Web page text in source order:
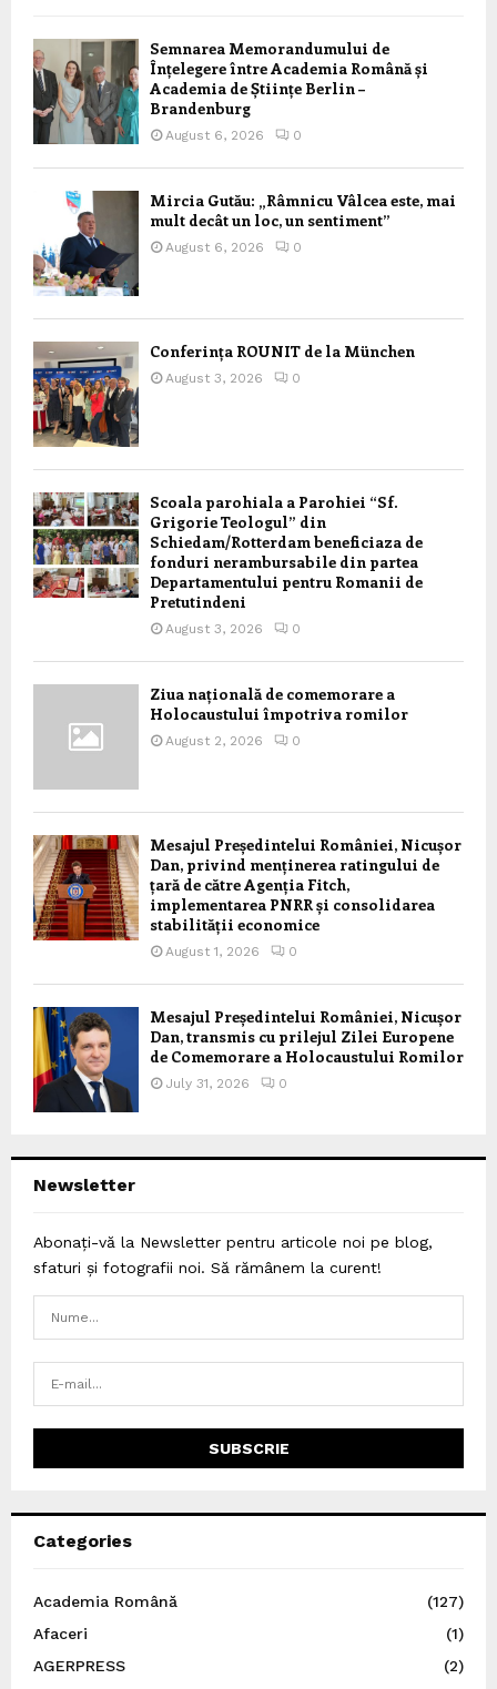
Semnarea Memorandumului de
Înțelegere între Academia Română și
Academia de Științe Berlin –
Brandenburg
August 6, 2026 0
Mircia Gutău: „Râmnicu Vâlcea este, mai
mult decât un loc, un sentiment”
August 6, 2026 0
Conferința ROUNIT de la München
August 3, 2026 0
Scoala parohiala a Parohiei “Sf.
Grigorie Teologul” din
Schiedam/Rotterdam beneficiaza de
fonduri nerambursabile din partea
Departamentului pentru Romanii de
Pretutindeni
August 3, 2026 0
Ziua națională de comemorare a
Holocaustului împotriva romilor
August 2, 2026 0
Mesajul Președintelui României, Nicușor
Dan, privind menținerea ratingului de
țară de către Agenția Fitch,
implementarea PNRR și consolidarea
stabilității economice
August 1, 2026 0
Mesajul Președintelui României, Nicușor
Dan, transmis cu prilejul Zilei Europene
de Comemorare a Holocaustului Romilor
July 31, 2026 0
Newsletter
Abonați-vă la Newsletter pentru articole noi pe blog,
sfaturi și fotografii noi. Să rămânem la curent!
Categories
Academia Română
(127)
Afaceri
(1)
AGERPRESS
(2)